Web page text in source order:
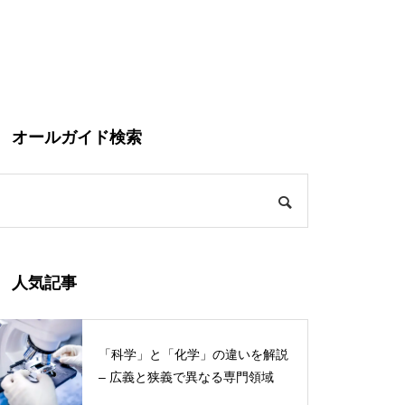
オールガイド検索
人気記事
「科学」と「化学」の違いを解説
– 広義と狭義で異なる専門領域